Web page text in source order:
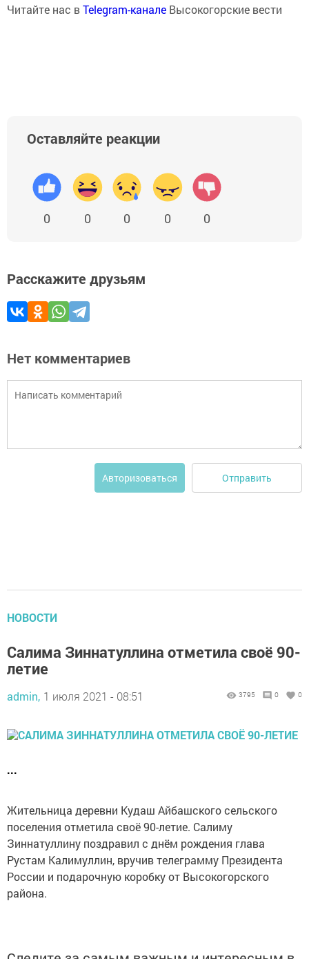
Читайте нас вTelegram-канале Высокогорские вести
Оставляйте реакции
0 0 0 0 0
Расскажите друзьям
Нет комментариев
Авторизоваться Отправить
НОВОСТИ
Салима Зиннатуллина отметила своё 90-
летие
admin, 1 июля 2021 - 08:51 3795 0 0
...
Жительница деревни Кудаш Айбашского сельского
поселения отметила своё 90-летие. Салиму
Зиннатуллину поздравил с днём рождения глава
Рустам Калимуллин, вручив телеграмму Президента
России и подарочную коробку от Высокогорского
района.